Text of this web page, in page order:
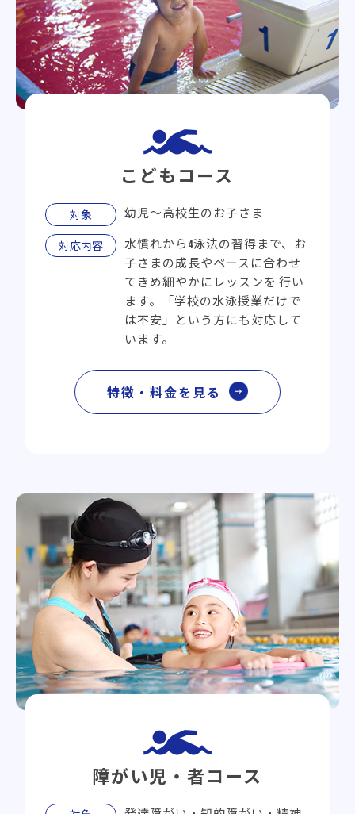
こどもコース
対象 幼児〜高校生のお子さま
対応内容
水慣れから4泳法の習得まで、お
子さまの成長やペースに合わせ
てきめ細やかにレッスンを 行い
ます。「学校の水泳授業だけで
は不安」という方にも対応して
います。
特徴・料金を見る
障がい児・者コース